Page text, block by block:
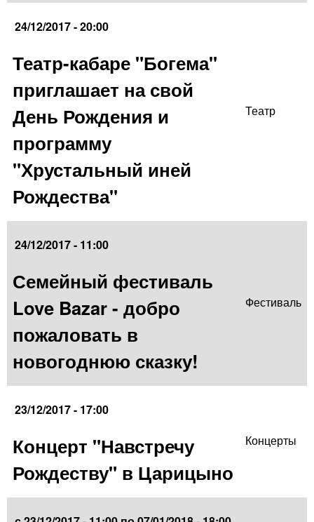
24/12/2017 - 20:00
Театр-кабаре "Богема"
приглашает на свой
День Рождения и
программу
"Хрустальный иней
Рождества"
Театр
24/12/2017 - 11:00
Семейный фестиваль
Love Bazar - добро
пожаловать в
новогоднюю сказку!
Фестиваль
23/12/2017 - 17:00
Концерт "Навстречу
Рождеству" в Царицыно
Концерты